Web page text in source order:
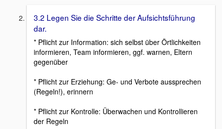
3.2 Legen Sie die Schritte der Aufsichtsführung
dar.
* Pflicht zur Information: sich selbst über Örtlichkeiten
informieren, Team informieren, ggf. warnen, Eltern
gegenüber
* Pflicht zur Erziehung: Ge- und Verbote aussprechen
(Regeln!), erinnern
* Pflicht zur Kontrolle: Überwachen und Kontrollieren
der Regeln